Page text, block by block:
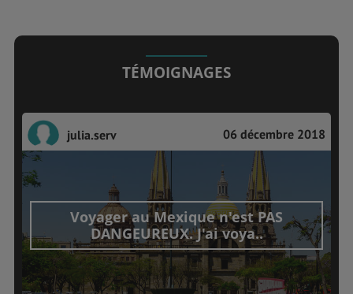
TÉMOIGNAGES
julia.serv 06 décembre 2018
Voyager au Mexique n'est PAS
DANGEUREUX. J'ai voya..